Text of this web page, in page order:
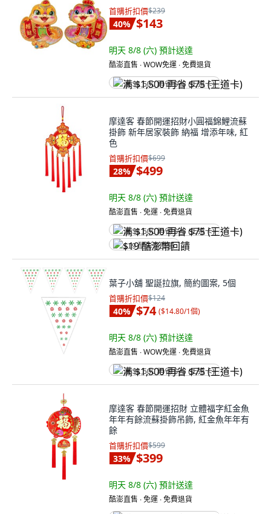
首購折扣價$239
40% $143
明天 8/8 (六) 預計送達
酷澎直售 ∙ WOW免運 ∙ 免費退貨
满 $1,500 再省 $75 (王道卡)
摩達客 春節開運招財小圓福錦鯉流蘇
掛飾 新年居家裝飾 納福 增添年味, 紅
色
首購折扣價$699
28% $499
明天 8/8 (六) 預計送達
酷澎直售 ∙ 免運 ∙ 免費退貨
满 $1,500 再省 $75 (王道卡)
$19 酷澎幣回饋
葉子小舖 聖誕拉旗, 簡約圖案, 5個
首購折扣價$124
40% $74 ($14.80/1個)
明天 8/8 (六) 預計送達
酷澎直售 ∙ WOW免運 ∙ 免費退貨
满 $1,500 再省 $75 (王道卡)
摩達客 春節開運招財 立體福字紅金魚
年年有餘流蘇掛飾吊飾, 紅金魚年年有
餘
首購折扣價$599
33% $399
明天 8/8 (六) 預計送達
酷澎直售 ∙ 免運 ∙ 免費退貨